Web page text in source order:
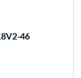
46